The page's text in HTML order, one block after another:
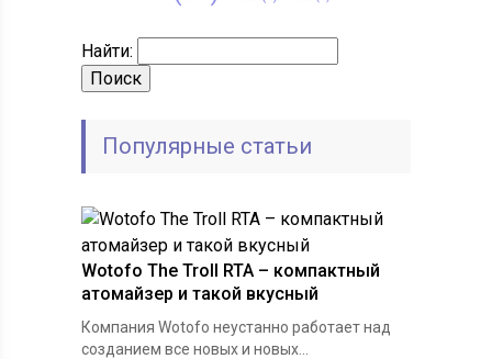
Найти:
Популярные статьи
Wotofo The Troll RTA – компактный
атомайзер и такой вкусный
Компания Wotofo неустанно работает над
созданием все новых и новых...